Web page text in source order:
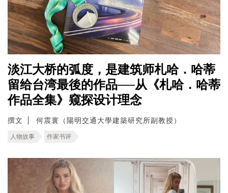
淡江大桥的弧度，是建筑师札哈．哈蒂
留给台湾最後的作品──从《札哈．哈蒂
作品全集》窥探设计理念
撰文 何震寰（陽明交通大學建築研究所副教授）
人物故事 作家书评